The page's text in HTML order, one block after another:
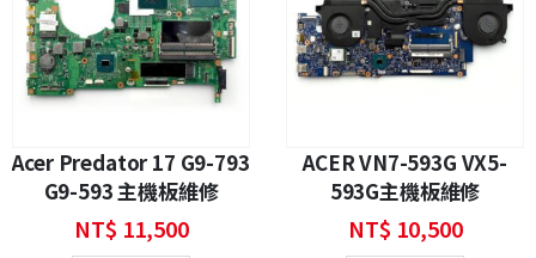
Acer Predator 17 G9-793
G9-593 主機板維修
NT$ 11,500
ACER VN7-593G VX5-
593G主機板維修
NT$ 10,500